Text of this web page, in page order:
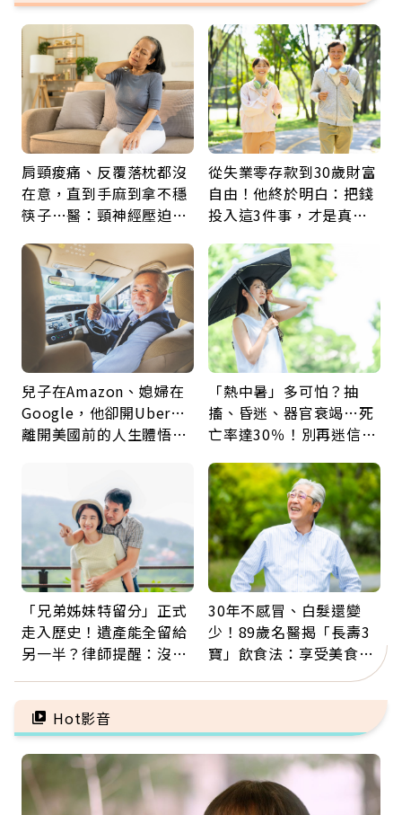
肩頸痠痛、反覆落枕都沒
在意，直到手麻到拿不穩
筷子…醫：頸神經壓迫上
鍵
從失業零存款到30歲財富
自由！他終於明白：把錢
投入這3件事，才是真正
兒子在Amazon、媳婦在
Google，他卻開Uber…
離開美國前的人生體悟：
「熱中暑」多可怕？抽
搐、昏迷、器官衰竭…死
亡率達30％！別再迷信
5招才能真救命
「兄弟姊妹特留分」正式
走入歷史！遺產能全留給
另一半？律師提醒：沒做
30年不感冒、白髮還變
少！89歲名醫揭「長壽3
寶」飲食法：享受美食不
忌口，偶爾也該吃點肉
Hot影音